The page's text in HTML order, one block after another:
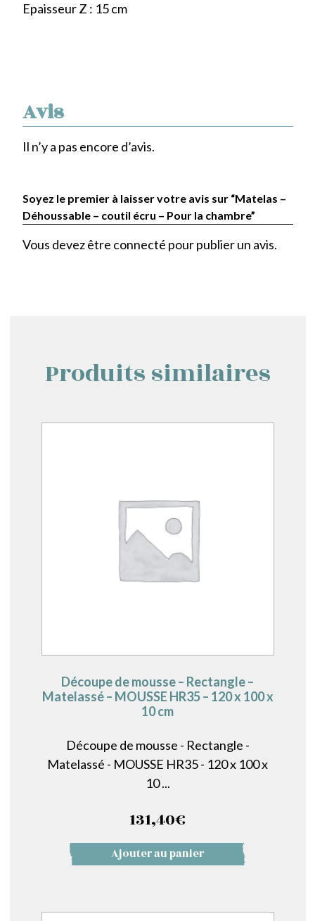
Avis
Il n’y a pas encore d’avis.
Soyez le premier à laisser votre avis sur “Matelas –
Déhoussable – coutil écru – Pour la chambre”
Vous devez être connecté pour publier un avis.
Epaisseur Z : 15 cm
Produits similaires
Découpe de mousse – Rectangle –
Matelassé – MOUSSE HR35 – 120 x 100 x
10 cm
Découpe de mousse - Rectangle -
Matelassé - MOUSSE HR35 - 120 x 100 x
10 ...
131,40€
Ajouter au panier